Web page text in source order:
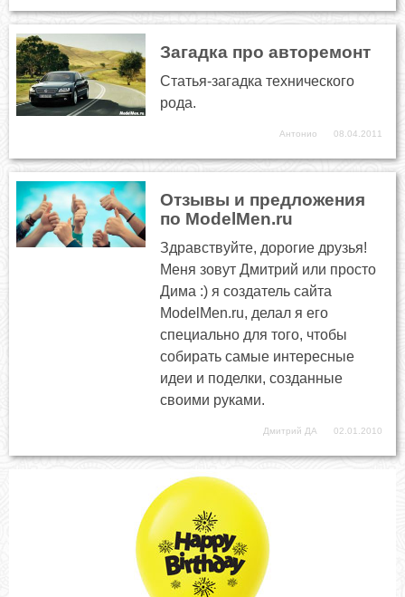
Загадка про авторемонт
Статья-загадка технического
рода.
Антонио 08.04.2011
Отзывы и предложения
по ModelMen.ru
Здравствуйте, дорогие друзья!
Меня зовут Дмитрий или просто
Дима :) я создатель сайта
ModelMen.ru, делал я его
специально для того, чтобы
собирать самые интересные
идеи и поделки, созданные
своими руками.
Дмитрий ДА 02.01.2010